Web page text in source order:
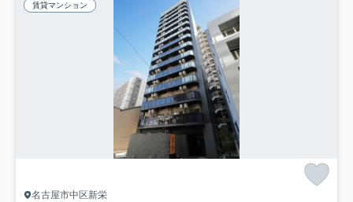
賃貸マンション
名古屋市中区新栄